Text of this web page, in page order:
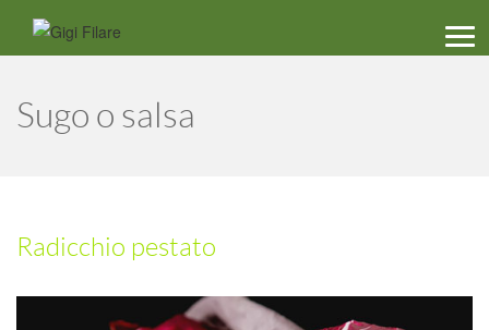
Sugo o salsa
Radicchio pestato